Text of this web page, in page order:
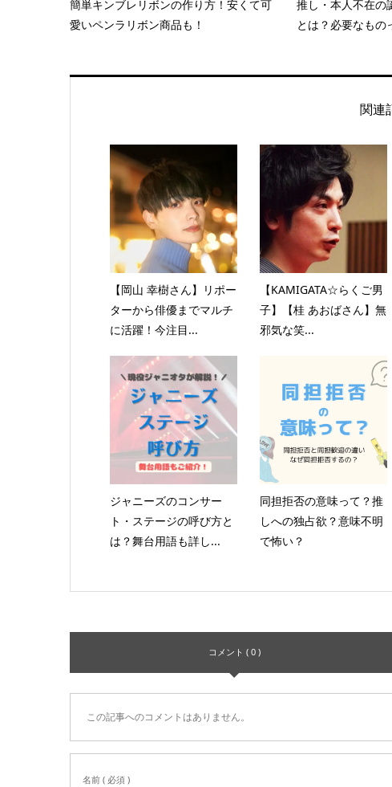
簡単キンブレリボンの作り方！安くて可
愛いペンラリボン商品も！
推し・本人不在の
とは？必要なもの
関連
【岡山 幸樹さん】リポー
ターから俳優までマルチ
に活躍！今注目...
【KAMIGATA☆らくご男
子】【桂 あおばさん】無
邪気な笑...
ジャニーズのコンサー
ト・ステージの呼び方と
は？舞台用語も詳し...
同担拒否の意味って？推
しへの独占欲？意味不明
で怖い？
コメント ( 0 )
この記事へのコメントはありません。
名前 ( 必須 )